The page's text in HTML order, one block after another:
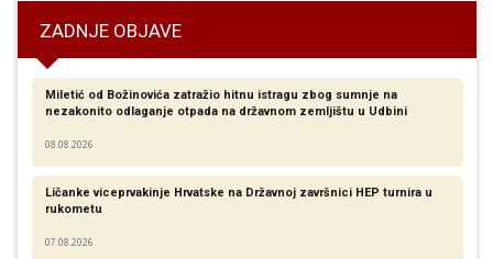
ZADNJE OBJAVE
Miletić od Božinovića zatražio hitnu istragu zbog sumnje na
nezakonito odlaganje otpada na državnom zemljištu u Udbini
08.08.2026
Ličanke viceprvakinje Hrvatske na Državnoj završnici HEP turnira u
rukometu
07.08.2026